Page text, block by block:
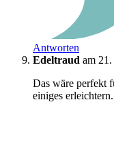
Antworten
Edeltraud am
Das wäre perfekt
einiges erleichtern.